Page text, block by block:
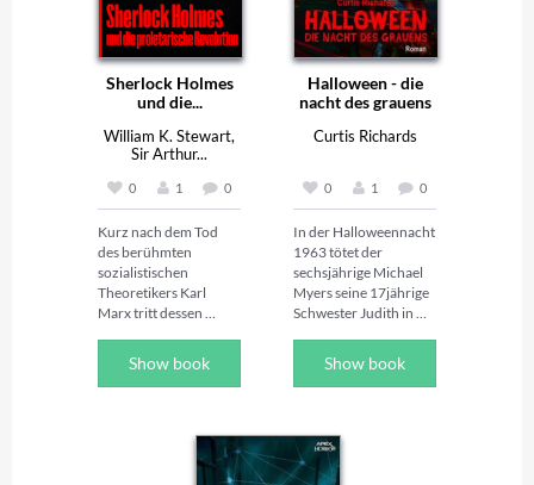
Sherlock Holmes
und die...
William K. Stewart,
Sir Arthur...
0 1 0
Kurz nach dem Tod
des berühmten
sozialistischen
Theoretikers Karl
Marx tritt dessen
Sherlock Holmes
heran und bittet ihn
internationalen Gäste
zum Begräbnis nach
Show book
Halloween - die
nacht des grauens
Curtis Richards
0 1 0
In der Halloweennacht
1963 tötet der
sechsjährige Michael
Myers seine 17jährige
Schwester Judith in
mit einem
Küchenmesser,
Smith’s-Grove-
Sanatorium
eingeliefert wird.
Show book